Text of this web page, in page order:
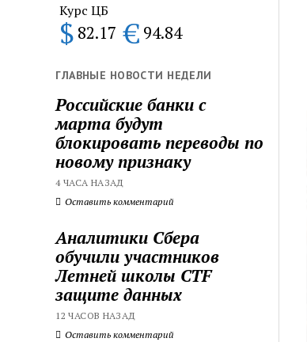
Курс ЦБ
$ 82.17 € 94.84
ГЛАВНЫЕ НОВОСТИ НЕДЕЛИ
Российские банки с
марта будут
блокировать переводы по
новому признаку
4 ЧАСА НАЗАД
Оставить комментарий
Аналитики Сбера
обучили участников
Летней школы CTF
защите данных
12 ЧАСОВ НАЗАД
Оставить комментарий